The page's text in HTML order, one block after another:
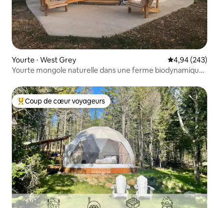
Yourte ⋅ West Grey Évaluation
4,94 (243)
Yourte mongole naturelle dans une ferme biodynamique
Coups de cœur voyageurs les plus appréciés
Coup de cœur voyageurs